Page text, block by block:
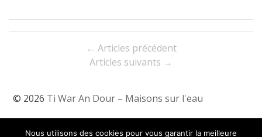
articles
← Articles précédent
Articles suivants →
© 2026 Ti War An Dour – Maisons sur l'eau
Nous utilisons des cookies pour vous garantir la meilleure